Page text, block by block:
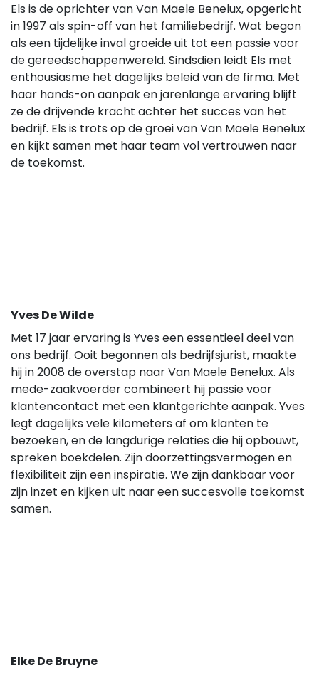
Els is de oprichter van Van Maele Benelux, opgericht
in 1997 als spin-off van het familiebedrijf. Wat begon
als een tijdelijke inval groeide uit tot een passie voor
de gereedschappenwereld. Sindsdien leidt Els met
enthousiasme het dagelijks beleid van de firma. Met
haar hands-on aanpak en jarenlange ervaring blijft
ze de drijvende kracht achter het succes van het
bedrijf. Els is trots op de groei van Van Maele Benelux
en kijkt samen met haar team vol vertrouwen naar
de toekomst.
Yves De Wilde
Met 17 jaar ervaring is Yves een essentieel deel van
ons bedrijf. Ooit begonnen als bedrijfsjurist, maakte
hij in 2008 de overstap naar Van Maele Benelux. Als
mede-zaakvoerder combineert hij passie voor
klantencontact met een klantgerichte aanpak. Yves
legt dagelijks vele kilometers af om klanten te
bezoeken, en de langdurige relaties die hij opbouwt,
spreken boekdelen. Zijndoorzettingsvermogen en
flexibiliteit zijn een inspiratie. We zijn dankbaar voor
zijn inzet en kijken uit naar een succesvolle toekomst
samen.
Elke De Bruyne